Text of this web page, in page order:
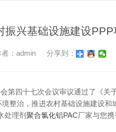
兴基础设施建设
：admin 分享到：
第四十七次会议审议通过了《关
整治，推进农村基础设施建设和
处理剂聚合氯化铝PAC厂家与您携